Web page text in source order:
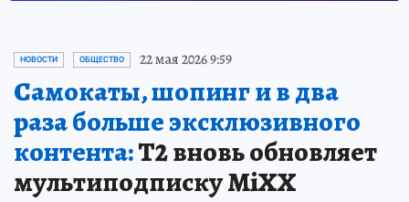
НОВОСТИ ОБЩЕСТВО 22 мая 2026 9:59
Самокаты, шопинг и в два
раза больше эксклюзивного
контента:Т2 вновь обновляет
мультиподписку MiXX